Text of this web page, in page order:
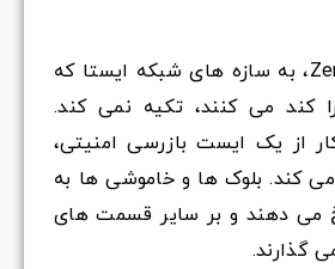
یک مدل Zero Trust، به سازه های شبکه ایستا که
می کنند، تکیه نمی کند.
از یک ایست بازرسی امنیتی،
کند. بلوک ها و خاموشی ها به
می دهند و بر سایر قسمت های
گذارند.